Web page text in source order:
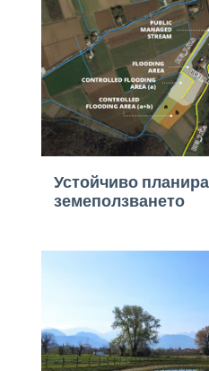
Устойчиво
земеползването